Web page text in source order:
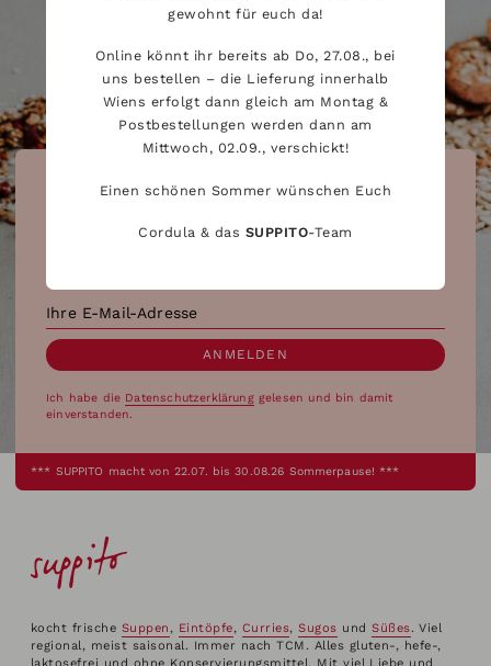
Der SUPPITO-Newsletter:
und Köstlichem aus der Manufaktur.
Email
Ich habe die Datenschutzerklärunggelesen und bin damit
einverstanden.
*** SUPPITO macht von 22.07. bis 30.08.26 Sommerpause! ***
kocht frische Suppen , Eintöpfe, Curries,Sugos undSüßes. Viel
regional, meist saisonal. Immer nach TCM. Alles gluten-, hefe-,
laktosefrei und ohne Konservierungsmittel. Mit viel Liebe und
gewohnt für euch da!
Online könnt ihr bereits ab Do, 27.08., bei
uns bestellen – die Lieferung innerhalb
Wiens erfolgt dann gleich am Montag &
Postbestellungen werden dann am
Mittwoch, 02.09., verschickt!
Einen schönen Sommer wünschen Euch
Cordula & das SUPPITO-Team